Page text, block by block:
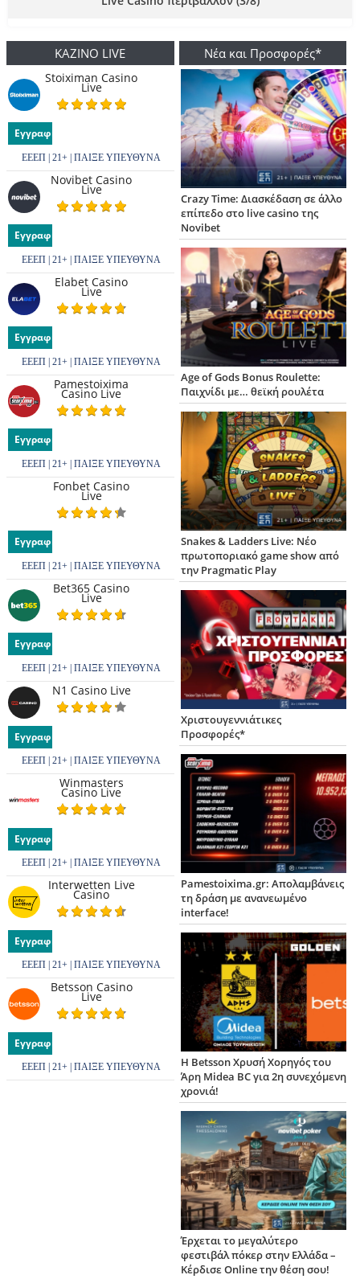
ΚΑΖΙΝΟ LIVE
Stoiximan Casino
Live
Εγγραφή
ΕΕΕΠ | 21+ | ΠΑΙΞΕ ΥΠΕΥΘΥΝΑ
Novibet Casino
Live
Εγγραφή
ΕΕΕΠ | 21+ | ΠΑΙΞΕ ΥΠΕΥΘΥΝΑ
Elabet Casino
Live
Εγγραφή
ΕΕΕΠ | 21+ | ΠΑΙΞΕ ΥΠΕΥΘΥΝΑ
Pamestoixima
Casino Live
Εγγραφή
ΕΕΕΠ | 21+ | ΠΑΙΞΕ ΥΠΕΥΘΥΝΑ
Fonbet Casino
Live
Εγγραφή
ΕΕΕΠ | 21+ | ΠΑΙΞΕ ΥΠΕΥΘΥΝΑ
Bet365 Casino
Live
Εγγραφή
ΕΕΕΠ | 21+ | ΠΑΙΞΕ ΥΠΕΥΘΥΝΑ
N1 Casino Live
Εγγραφή
ΕΕΕΠ | 21+ | ΠΑΙΞΕ ΥΠΕΥΘΥΝΑ
Winmasters
Casino Live
Εγγραφή
ΕΕΕΠ | 21+ | ΠΑΙΞΕ ΥΠΕΥΘΥΝΑ
Interwetten Live
Casino
Εγγραφή
ΕΕΕΠ | 21+ | ΠΑΙΞΕ ΥΠΕΥΘΥΝΑ
Betsson Casino
Live
Εγγραφή
ΕΕΕΠ | 21+ | ΠΑΙΞΕ ΥΠΕΥΘΥΝΑ
Νέα και Προσφορές*
Crazy Time: Διασκέδαση σε άλλο
επίπεδο στο live casino της
Novibet
Age of Gods Bonus Roulette:
Παιχνίδι με… θεϊκή ρουλέτα
Snakes & Ladders Live: Νέο
πρωτοποριακό game show από
την Pragmatic Play
Χριστουγεννιάτικες
Προσφορές*
Pamestoixima.gr: Απολαμβάνεις
τη δράση με ανανεωμένο
interface!
Η Betsson Χρυσή Χορηγός του
Άρη Midea BC για 2η συνεχόμενη
χρονιά!
Έρχεται το μεγαλύτερο
φεστιβάλ πόκερ στην Ελλάδα –
Κέρδισε Online την θέση σου!